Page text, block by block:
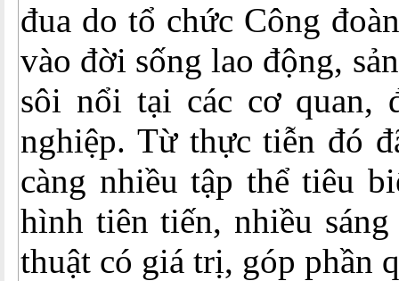
đua do tổ chức Công
vào đời sống lao động,
sôi nổi tại các cơ quan,
nghiệp. Từ thực tiễn đó
càng nhiều tập thể tiêu
hình tiên tiến, nhiều
thuật có giá trị, góp phần